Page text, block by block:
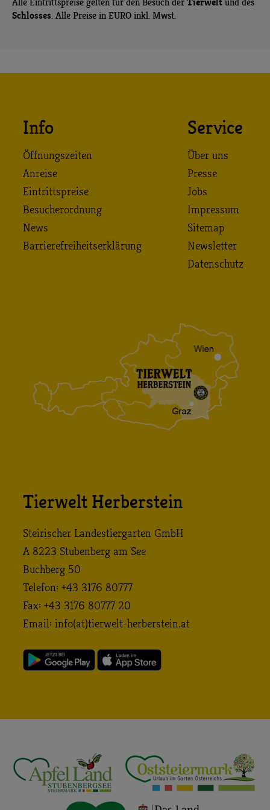
Schlosses. Alle Preise in EURO inkl. Mwst.
Info
Öffnungszeiten
Anreise
Eintrittspreise
Besucherordnung
News
Barrierefreiheitserklärung
Service
Über uns
Presse
Jobs
Impressum
Sitemap
Newsletter
Datenschutz
Tierwelt Herberstein
Steirischer Landestiergarten GmbH
A 8223 Stubenberg am See
Buchberg 50
Telefon: +43 3176 80777
Fax: +43 3176 80777 20
Email: info (at) tierwelt-herberstein. at